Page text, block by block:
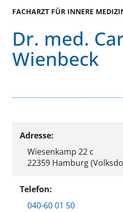
FACHARZT FÜR INNERE
Dr. med.
Wienbeck
Adresse:
Wiesenkamp 22 c
22359 Hamburg
Telefon:
040-60 01 50